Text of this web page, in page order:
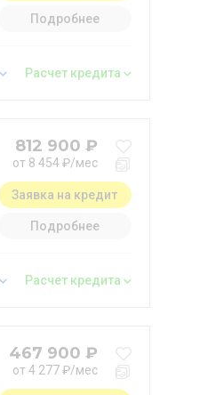
Подробнее
Расчет кредита
812 900 ₽
от 8 454 ₽/мес
Заявка на кредит
Подробнее
Расчет кредита
467 900 ₽
от 4 277 ₽/мес